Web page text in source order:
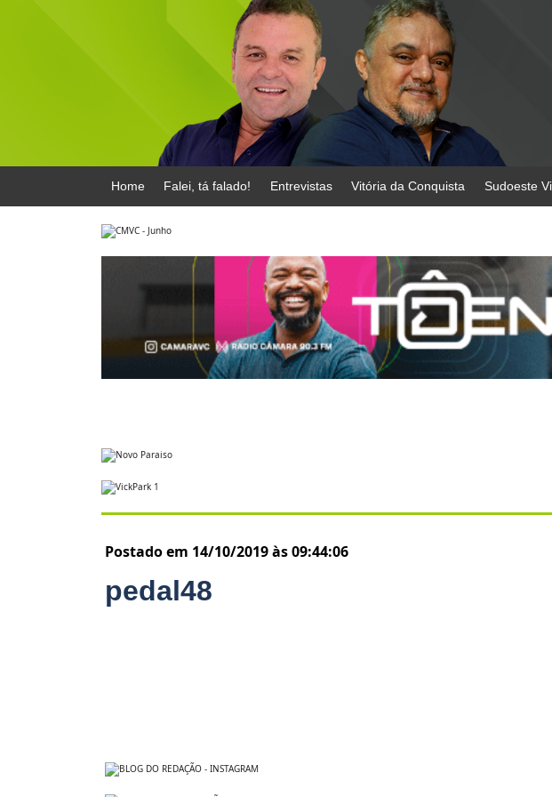
Home Falei, tá falado! Entrevistas Vitória da Conquista Sudoeste
Postado em 14/10/2019 às 09:44:06
pedal48